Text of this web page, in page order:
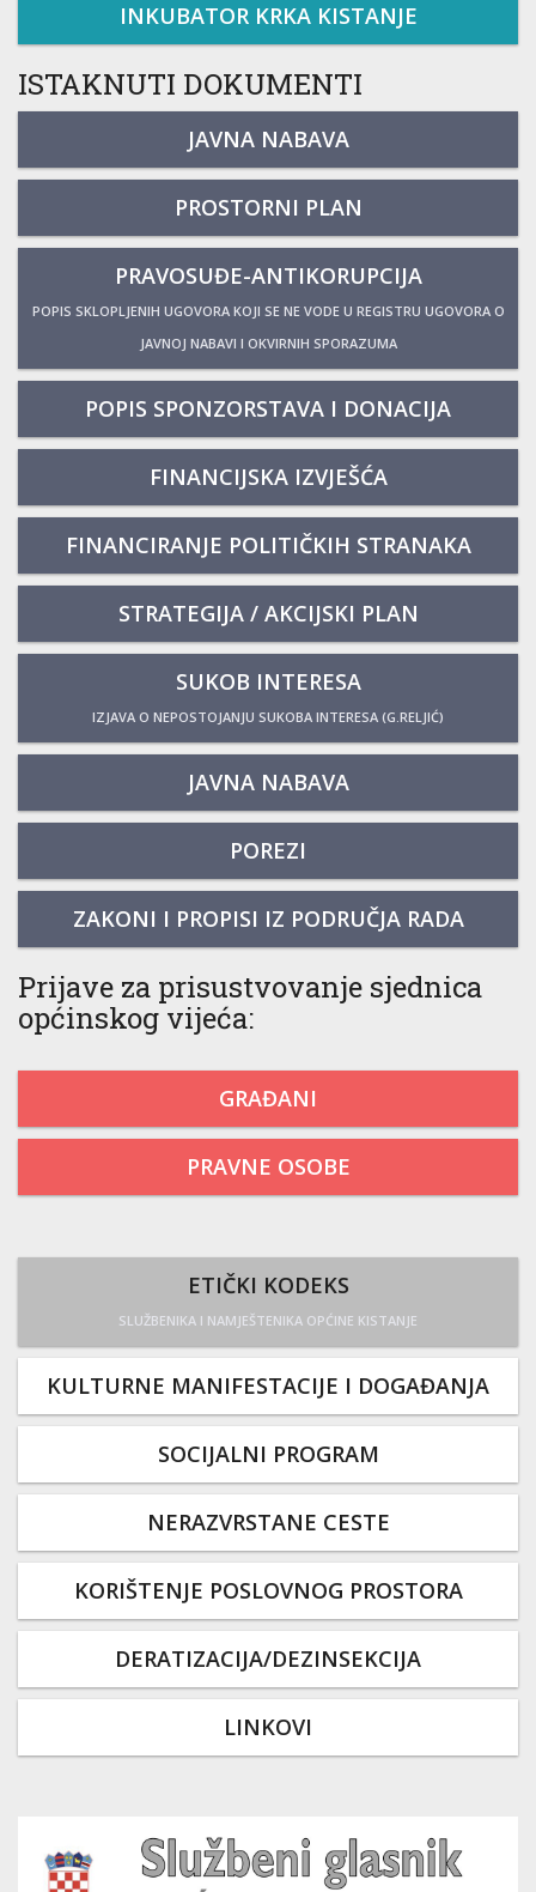
INKUBATOR KRKA KISTANJE
ISTAKNUTI DOKUMENTI
JAVNA NABAVA
PROSTORNI PLAN
PRAVOSUĐE-ANTIKORUPCIJA
POPIS SKLOPLJENIH UGOVORA KOJI SE NE VODE U REGISTRU UGOVORA O
JAVNOJ NABAVI I OKVIRNIH SPORAZUMA
POPIS SPONZORSTAVA I DONACIJA
FINANCIJSKA IZVJEŠĆA
FINANCIRANJE POLITIČKIH STRANAKA
STRATEGIJA / AKCIJSKI PLAN
SUKOB INTERESA
IZJAVA O NEPOSTOJANJU SUKOBA INTERESA (G.RELJIĆ)
JAVNA NABAVA
POREZI
ZAKONI I PROPISI IZ PODRUČJA RADA
Prijave za prisustvovanje sjednica
općinskog vijeća:
GRAĐANI
PRAVNE OSOBE
ETIČKI KODEKS
SLUŽBENIKA I NAMJEŠTENIKA OPĆINE KISTANJE
KULTURNE MANIFESTACIJE I DOGAĐANJA
SOCIJALNI PROGRAM
NERAZVRSTANE CESTE
KORIŠTENJE POSLOVNOG PROSTORA
DERATIZACIJA/DEZINSEKCIJA
LINKOVI